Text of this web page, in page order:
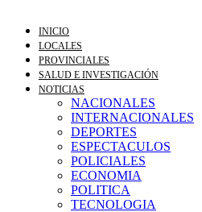
INICIO
LOCALES
PROVINCIALES
SALUD E INVESTIGACIÓN
NOTICIAS
NACIONALES
INTERNACIONALES
DEPORTES
ESPECTACULOS
POLICIALES
ECONOMIA
POLITICA
TECNOLOGIA